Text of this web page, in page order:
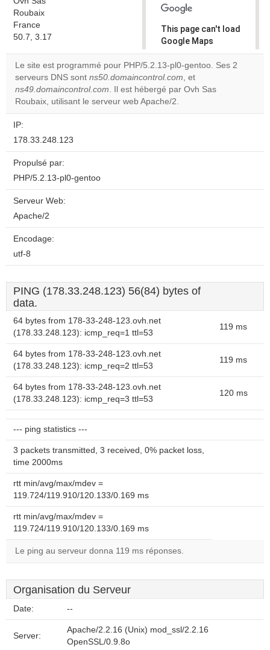
Roubaix
France
50.7, 3.17
This page can't load
Google Maps
correctly.
Do you
own this
website?
Le site est programmé pour PHP/5.2.13-pl0-gentoo. Ses 2
serveurs DNS sont ns50.domaincontrol.com, et
ns49.domaincontrol.com. Il est hébergé par Ovh Sas
Roubaix, utilisant le serveur web Apache/2.
IP:
178.33.248.123
Propulsé par:
PHP/5.2.13-pl0-gentoo
Serveur Web:
Apache/2
Encodage:
utf-8
PING (178.33.248.123) 56(84) bytes of
data.
64 bytes from 178-33-248-123.ovh.net
(178.33.248.123): icmp_req=1 ttl=53
119 ms
64 bytes from 178-33-248-123.ovh.net
(178.33.248.123): icmp_req=2 ttl=53
119 ms
64 bytes from 178-33-248-123.ovh.net
(178.33.248.123): icmp_req=3 ttl=53
120 ms
--- ping statistics ---
3 packets transmitted, 3 received, 0% packet loss,
time 2000ms
rtt min/avg/max/mdev =
119.724/119.910/120.133/0.169 ms
rtt min/avg/max/mdev =
119.724/119.910/120.133/0.169 ms
Le ping au serveur donna 119 ms réponses.
Organisation du Serveur
Date: --
Server:
Apache/2.2.16 (Unix) mod_ssl/2.2.16
OpenSSL/0.9.8o